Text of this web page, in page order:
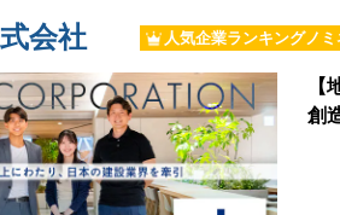
会社 人気企業ランキングノミ
【
創